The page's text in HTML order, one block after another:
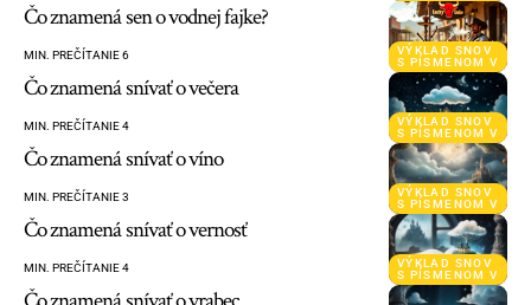
VÝKLAD SNOV
S PÍSMENOM V
Čo znamená sen o vodnej fajke?
MIN. PREČÍTANIE 6
VÝKLAD SNOV
S PÍSMENOM V
Čo znamená snívať o večera
MIN. PREČÍTANIE 4
VÝKLAD SNOV
S PÍSMENOM V
Čo znamená snívať o víno
MIN. PREČÍTANIE 3
VÝKLAD SNOV
S PÍSMENOM V
Čo znamená snívať o vernosť
MIN. PREČÍTANIE 4